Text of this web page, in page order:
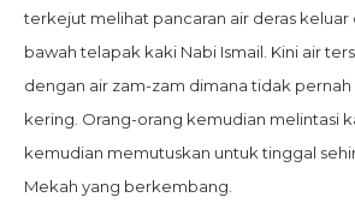
terkejut melihat pancaran air deras keluar
bawah telapak kaki Nabi Ismail. Kini air
dengan air zam-zam dimana tidak pernah
kering. Orang-orang kemudian melintasi
kemudian memutuskan untuk tinggal
Mekah yang berkembang.